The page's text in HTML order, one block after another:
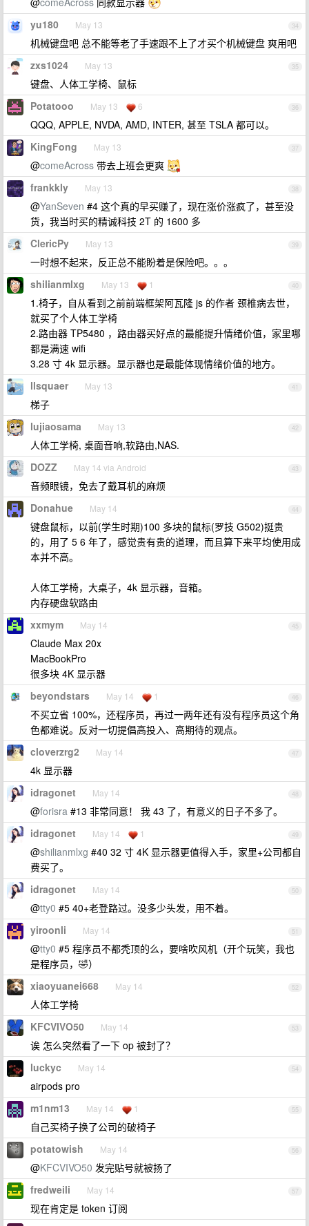
34
yu180 May 13
机械键盘吧 总不能等老了手速跟不上了才买个机械键盘 爽用吧
35
zxs1024 May 13
键盘、人体工学椅、鼠标
36
Potatooo May 13 6
QQQ, APPLE, NVDA, AMD, INTER, 甚至 TSLA 都可以。
37
KingFong May 13
@comeAcross 带去上班会更爽
38
frankkly May 13
@YanSeven #4 这个真的早买赚了，现在涨价涨疯了，甚至没
货，我当时买的精诚科技 2T 的 1600 多
39
ClericPy May 13
一时想不起来，反正总不能盼着是保险吧。。。
40
shilianmlxg May 13 1
1.椅子，自从看到之前前端框架阿瓦隆 js 的作者 颈椎病去世，
就买了个人体工学椅
2.路由器 TP5480 ，路由器买好点的最能提升情绪价值，家里哪
都是满速 wifi
3.28 寸 4k 显示器。显示器也是最能体现情绪价值的地方。
41
llsquaer May 13
梯子
42
lujiaosama May 13
人体工学椅, 桌面音响,软路由,NAS.
43
DOZZ May 14 via Android
音频眼镜，免去了戴耳机的麻烦
44
Donahue May 14
键盘鼠标，以前(学生时期)100 多块的鼠标(罗技 G502)挺贵
的，用了 5 6 年了，感觉贵有贵的道理，而且算下来平均使用成
本并不高。
人体工学椅，大桌子，4k 显示器，音箱。
内存硬盘软路由
45
xxmym May 14
Claude Max 20x
MacBookPro
很多块 4K 显示器
46
beyondstars May 14 1
不买立省 100%，还程序员，再过一两年还有没有程序员这个角
色都难说。反对一切提倡高投入、高期待的观点。
47
cloverzrg2 May 14
4k 显示器
48
idragonet May 14
@forisra #13 非常同意！ 我 43 了，有意义的日子不多了。
49
idragonet May 14 1
@shilianmlxg #40 32 寸 4K 显示器更值得入手，家里+公司都自
费买了。
50
idragonet May 14
@tty0 #5 40+老登路过。没多少头发，用不着。
51
yiroonli May 14
@tty0 #5 程序员不都秃顶的么，要啥吹风机（开个玩笑，我也
是程序员，🤣）
52
xiaoyuanei668 May 14
人体工学椅
53
KFCVIVO50 May 14
诶 怎么突然看了一下 op 被封了？
54
luckyc May 14
airpods pro
55
m1nm13 May 14 1
自己买椅子换了公司的破椅子
56
potatowish May 14
@KFCVIVO50 发完贴号就被扬了
57
fredweili May 14
现在肯定是 token 订阅